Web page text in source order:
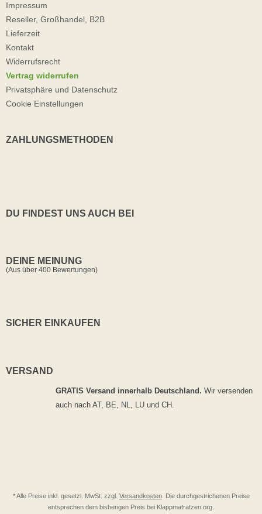
Impressum
Reseller, Großhandel, B2B
Lieferzeit
Kontakt
Widerrufsrecht
Vertrag widerrufen
Privatsphäre und Datenschutz
Cookie Einstellungen
ZAHLUNGSMETHODEN
DU FINDEST UNS AUCH BEI
DEINE MEINUNG
(Aus über 400 Bewertungen)
SICHER EINKAUFEN
VERSAND
GRATIS Versand innerhalb Deutschland. Wir versenden
auch nach AT, BE, NL, LU und CH.
* Alle Preise inkl. gesetzl. MwSt. zzgl. Versandkosten. Die durchgestrichenen Preise
entsprechen dem bisherigen Preis bei Klappmatratzen.org.